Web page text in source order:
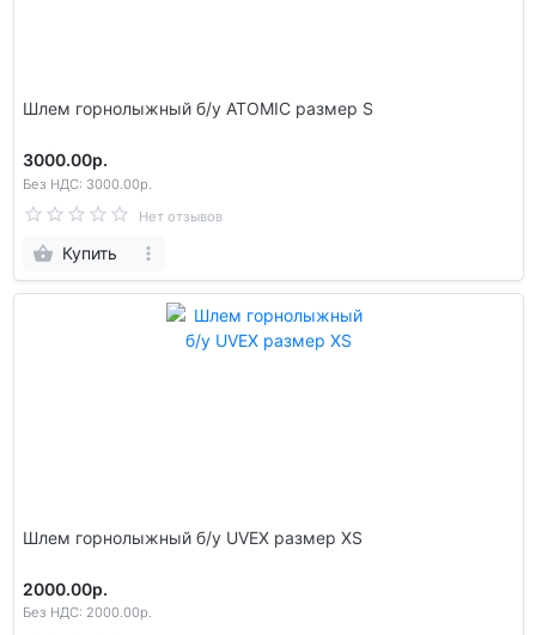
Шлем гoрнолыжный б/у ATOMIC размер S
3000.00р.
Без НДС: 3000.00р.
Нет отзывов
Купить
Шлем гoрнолыжный б/у UVEX размер XS
2000.00р.
Без НДС: 2000.00р.